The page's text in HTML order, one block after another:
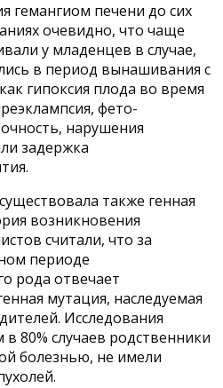
гемангиом печени до сих
очевидно, что чаще
у младенцев в случае,
в период вынашивания с
гипоксия плода во время
фето-
нарушения
задержка
также генная
возникновения
считали, что за
периоде
рода отвечает
мутация, наследуемая
Исследования
80% случаев родственники
болезнью, не имели